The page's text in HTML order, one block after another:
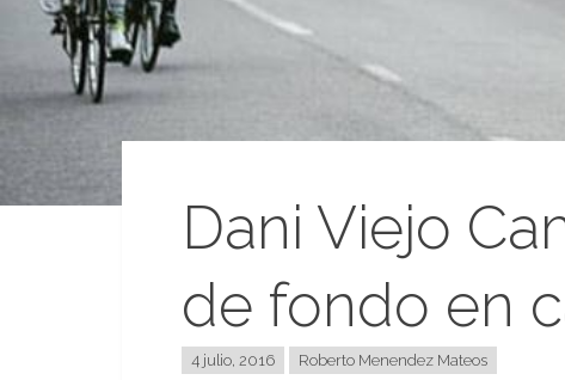
Dani Viejo
de fondo en
4 julio, 2016 Roberto Menendez Mateos